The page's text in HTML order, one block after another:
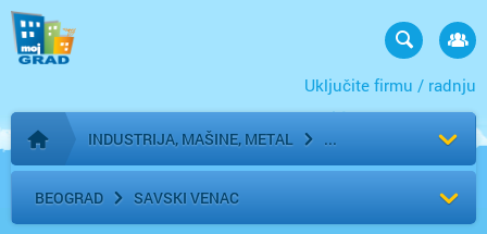
Uključite firmu / radnju
Početna stranica
INDUSTRIJA, MAŠINE, METAL
BEOGRAD SAVSKI VENAC